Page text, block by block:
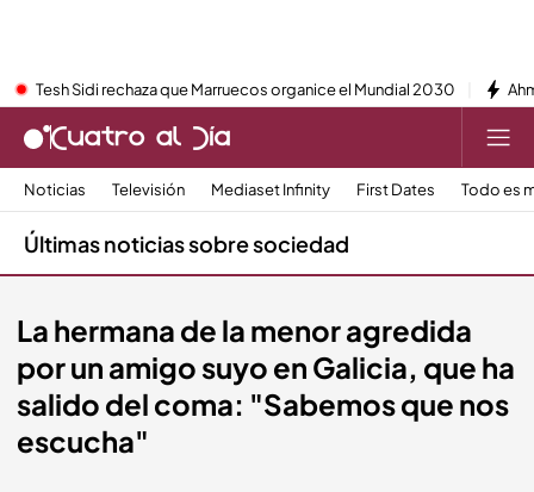
Tesh Sidi rechaza que Marruecos organice el Mundial 2030
Noticias Televisión Mediaset Infinity First Dates Todo es
Últimas noticias sobre sociedad
La hermana de la menor agredida
por un amigo suyo en Galicia, que ha
salido del coma: "Sabemos que nos
escucha"